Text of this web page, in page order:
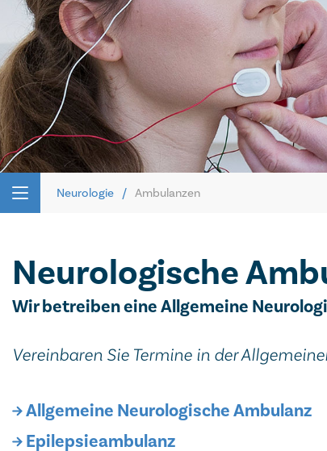
Neurologie Ambulanzen
Neurologische
Wir betreiben eine Allgemeine
Vereinbaren Sie Termine in der
Allgemeine Neurologische Ambulanz
Epilepsieambulanz